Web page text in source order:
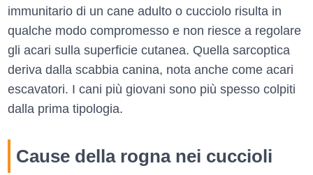
immunitario di un cane adulto o cucciolo risulta in
qualche modo compromesso e non riesce a regolare
gli acari sulla superficie cutanea. Quella sarcoptica
deriva dalla scabbia canina, nota anche come acari
escavatori. I cani più giovani sono più spesso colpiti
dalla prima tipologia.
Cause della rogna nei cuccioli